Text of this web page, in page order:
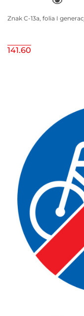
Znak C-13a, folia I
141.60